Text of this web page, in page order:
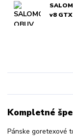
v8
Kompletné
Pánske goretexové